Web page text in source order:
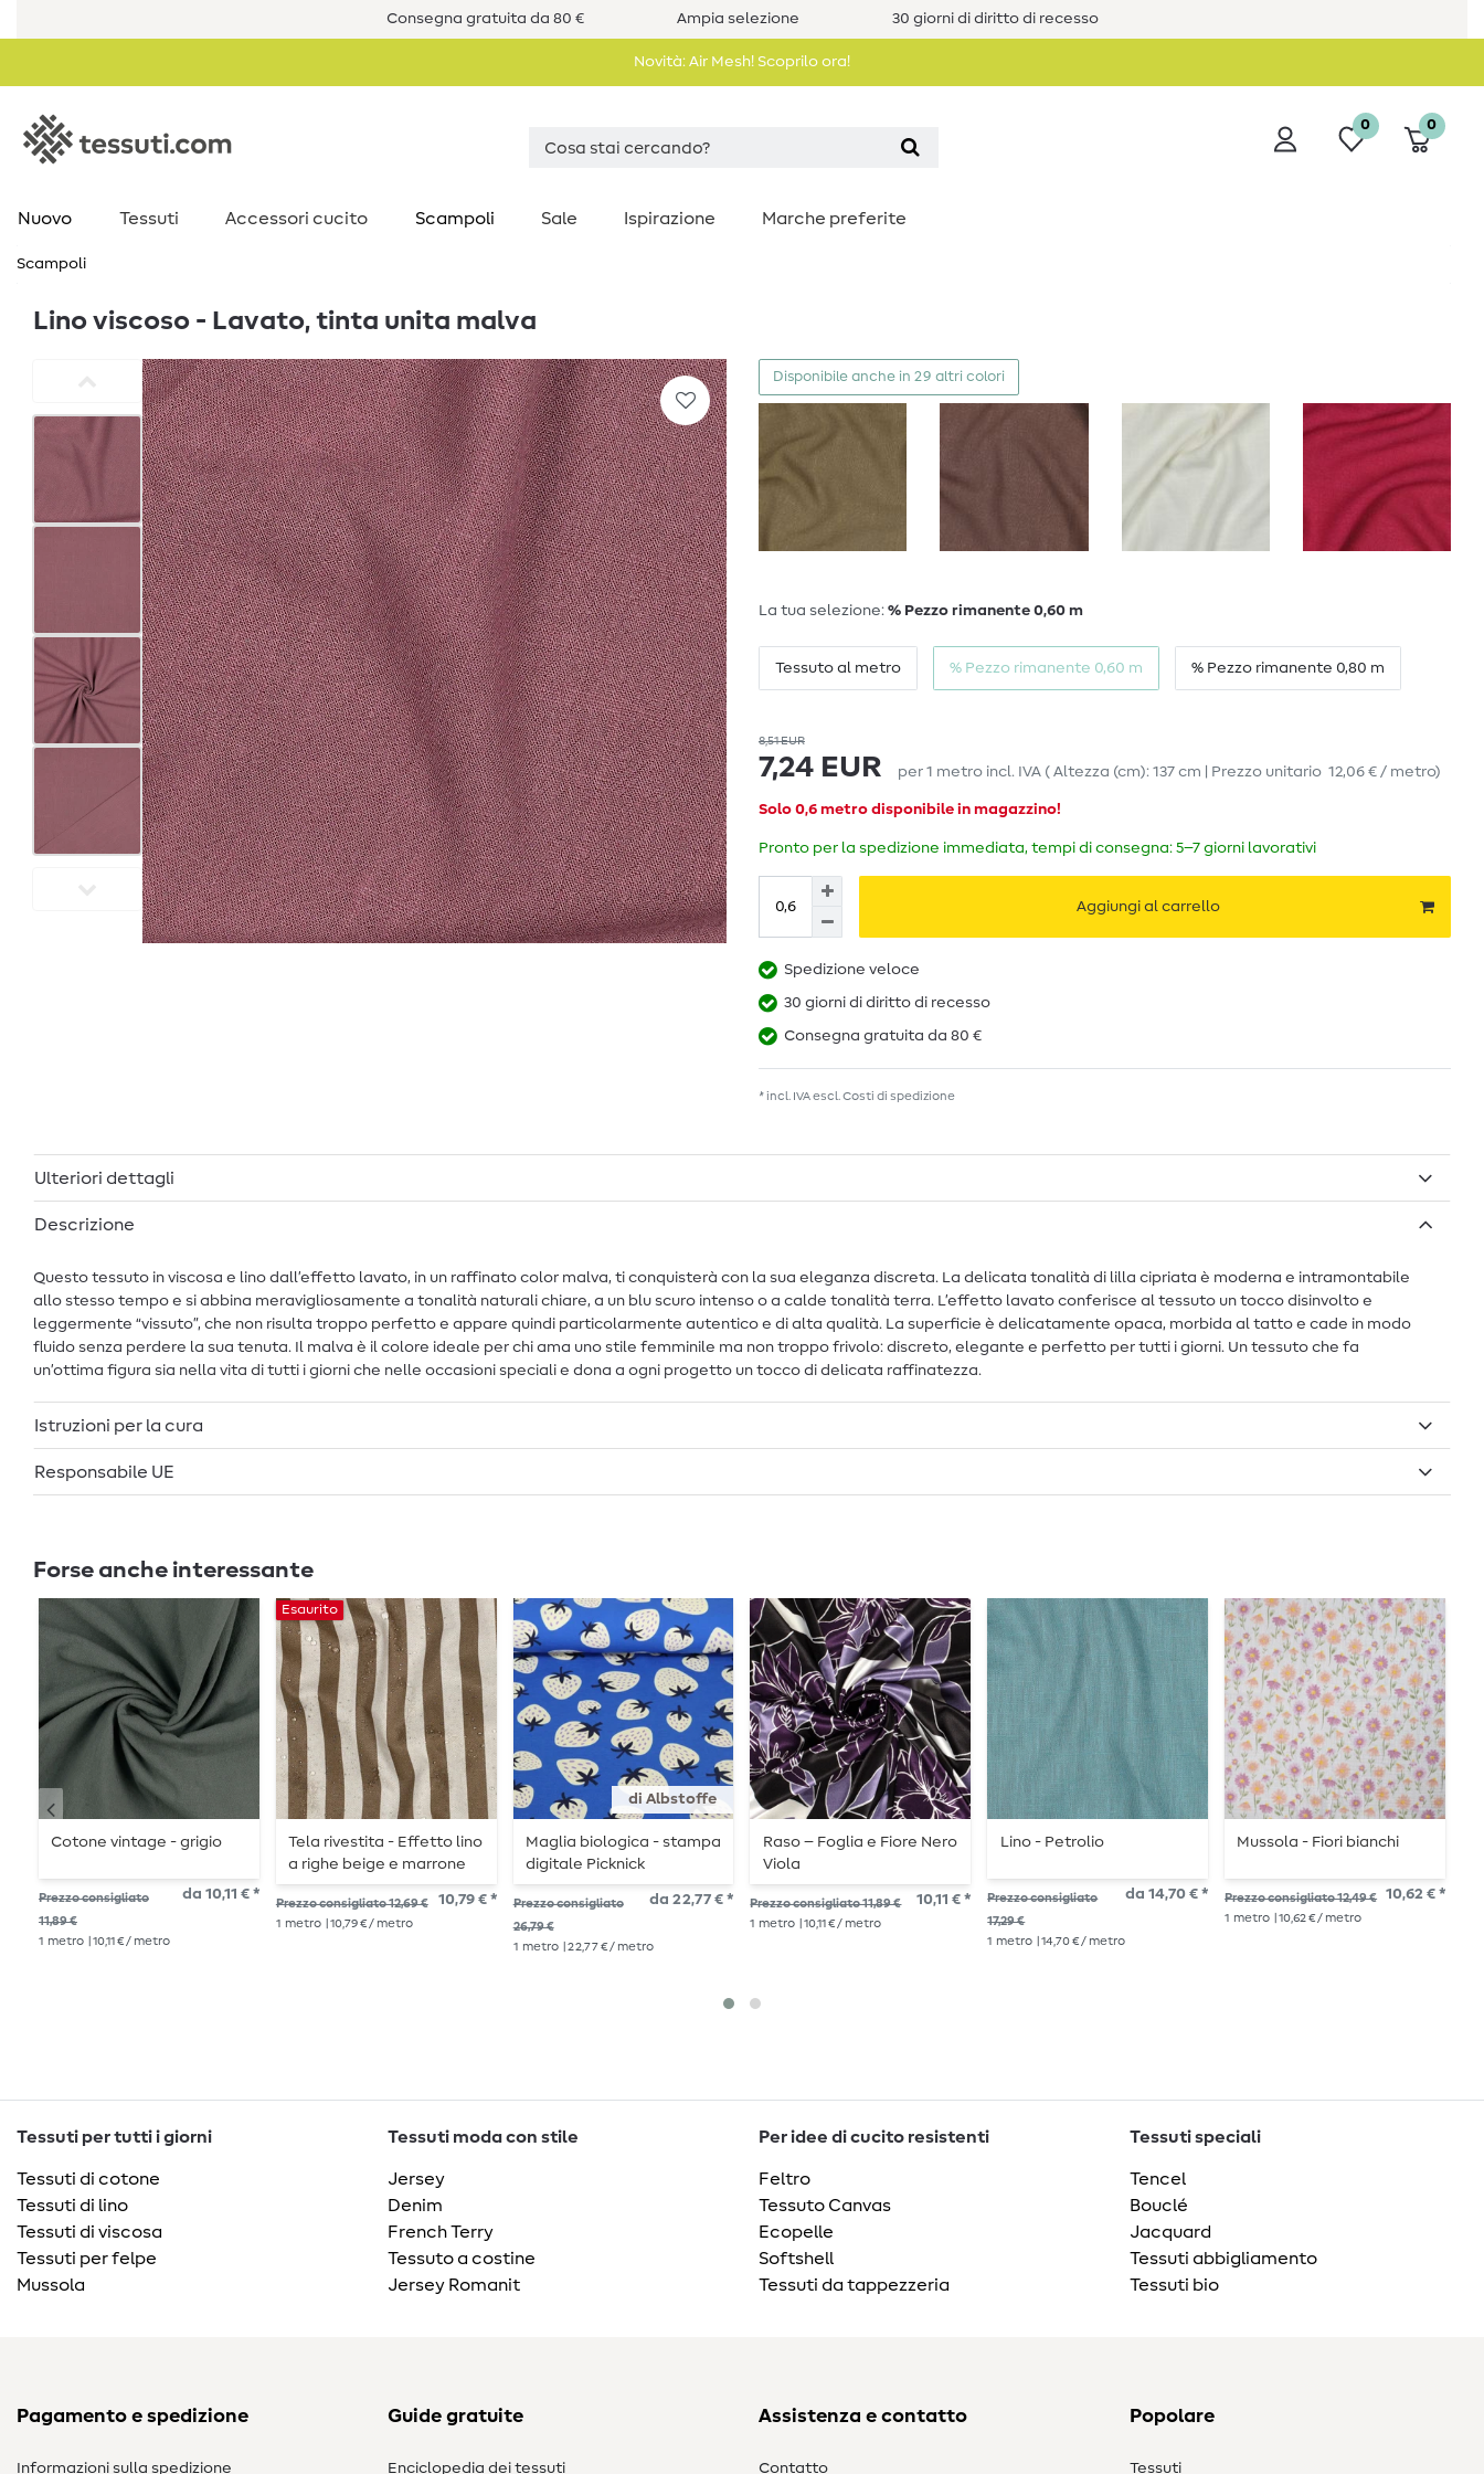
Consegna gratuita da 80 € Ampia selezione 30 giorni di diritto di recesso
Novità: Air Mesh! Scoprilo ora!
0 0
Nuovo Tessuti Accessori cucito Scampoli Sale Ispirazione Marche preferite
Scampoli
Lino viscoso - Lavato, tinta unita malva
Disponibile anche in 29 altri colori
La tua selezione: % Pezzo rimanente 0,60 m
Tessuto al metro % Pezzo rimanente 0,60 m % Pezzo rimanente 0,80 m
8,51 EUR
7,24 EUR per 1 metro incl. IVA ( Altezza (cm): 137 cm | Prezzo unitario 12,06 € / metro)
Solo 0,6 metro disponibile in magazzino!
Pronto per la spedizione immediata, tempi di consegna: 5–7 giorni lavorativi
Aggiungi al carrello
Spedizione veloce
30 giorni di diritto di recesso
Consegna gratuita da 80 €
* incl. IVA escl.Costi di spedizione
Ulteriori dettagli
Descrizione
Questo tessuto in viscosa e lino dall’effetto lavato, in un raffinato color malva, ti conquisterà con la sua eleganza discreta. La delicata tonalità di lilla cipriata è moderna e intramontabile
allo stesso tempo e si abbina meravigliosamente a tonalità naturali chiare, a un blu scuro intenso o a calde tonalità terra. L’effetto lavato conferisce al tessuto un tocco disinvolto e
leggermente “vissuto”, che non risulta troppo perfetto e appare quindi particolarmente autentico e di alta qualità. La superficie è delicatamente opaca, morbida al tatto e cade in modo
fluido senza perdere la sua tenuta. Il malva è il colore ideale per chi ama uno stile femminile ma non troppo frivolo: discreto, elegante e perfetto per tutti i giorni. Un tessuto che fa
un’ottima figura sia nella vita di tutti i giorni che nelle occasioni speciali e dona a ogni progetto un tocco di delicata raffinatezza.
Istruzioni per la cura
Responsabile UE
Forse anche interessante
Cotone vintage - grigio
Prezzo consigliato
11,89 €
da 10,11 € *
1 metro | 10,11 € / metro
Esaurito
Tela rivestita - Effetto lino
a righe beige e marrone
Prezzo consigliato 12,69 € 10,79 € *
1 metro | 10,79 € / metro
di Albstoffe
Maglia biologica - stampa
digitale Picknick
Strawberries blu royal
Prezzo consigliato
26,79 €
da 22,77 € *
1 metro | 22,77 € / metro
Raso – Foglia e Fiore Nero
Viola
Prezzo consigliato 11,89 € 10,11 € *
1 metro | 10,11 € / metro
Lino - Petrolio
Prezzo consigliato
17,29 €
da 14,70 € *
1 metro | 14,70 € / metro
Mussola - Fiori bianchi
Prezzo consigliato 12,49 € 10,62 € *
1 metro | 10,62 € / metro
Tessuti per tutti i giorni
Tessuti di cotone
Tessuti di lino
Tessuti di viscosa
Tessuti per felpe
Mussola
Tessuti moda con stile
Jersey
Denim
French Terry
Tessuto a costine
Jersey Romanit
Per idee di cucito resistenti
Feltro
Tessuto Canvas
Ecopelle
Softshell
Tessuti da tappezzeria
Tessuti speciali
Tencel
Bouclé
Jacquard
Tessuti abbigliamento
Tessuti bio
Pagamento e spedizione
Informazioni sulla spedizione
Guide gratuite
Enciclopedia dei tessuti
Assistenza e contatto
Contatto
Popolare
Tessuti